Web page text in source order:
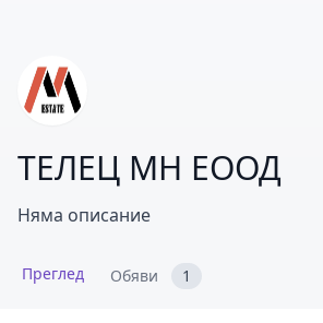
ТЕЛЕЦ МН ЕООД
Няма описание
Преглед Обяви 1